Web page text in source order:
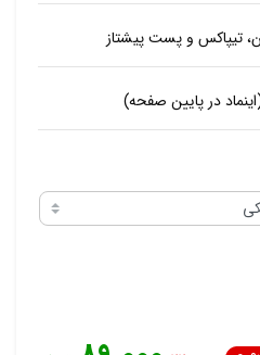
تیپاکس و پست پیشتاز
در پایین صفحه)